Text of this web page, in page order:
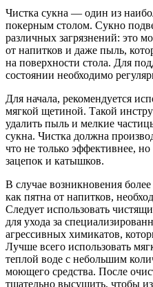
Чистка сукна — один из
покерным столом. Сукно
различных загрязнений: это
от напитков и даже пыль,
на поверхности стола. Для
состоянии необходимо
Для начала, рекомендуется
мягкой щетиной. Такой
удалить пыль и мелкие
сукна. Чистка должна
что не только эффективнее,
зацепок и катышков.
В случае возникновения
как пятна от напитков,
Следует использовать
для ухода за
агрессивных химикатов,
Лучше всего использовать
теплой воде с небольшим
моющего средства. После
тщательно высушить, чтобы